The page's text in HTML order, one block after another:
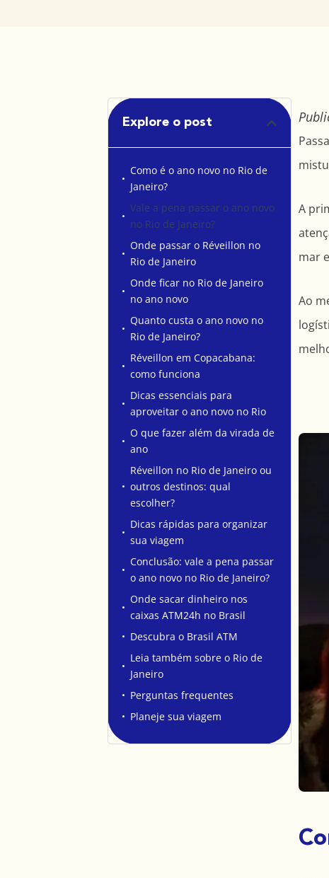
Explore o post
Como é o ano novo no Rio de
Janeiro?
Vale a pena passar o ano novo
no Rio de Janeiro?
Onde passar o Réveillon no
Rio de Janeiro
Onde ficar no Rio de Janeiro
no ano novo
Quanto custa o ano novo no
Rio de Janeiro?
Réveillon em Copacabana:
como funciona
Dicas essenciais para
aproveitar o ano novo no Rio
O que fazer além da virada de
ano
Réveillon no Rio de Janeiro ou
outros destinos: qual
escolher?
Dicas rápidas para organizar
sua viagem
Conclusão: vale a pena passar
o ano novo no Rio de Janeiro?
Onde sacar dinheiro nos
caixas ATM24h no Brasil
Descubra o Brasil ATM
Leia também sobre o Rio de
Janeiro
Perguntas frequentes
Planeje sua viagem
A
mar
Ao